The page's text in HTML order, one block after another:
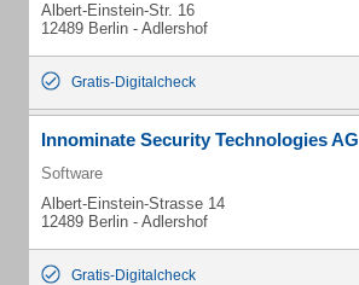
Albert-Einstein-Str. 16
12489 Berlin - Adlershof
Gratis-Digitalcheck
Innominate Security Technologies AG
Software
Albert-Einstein-Strasse 14
12489 Berlin - Adlershof
Gratis-Digitalcheck